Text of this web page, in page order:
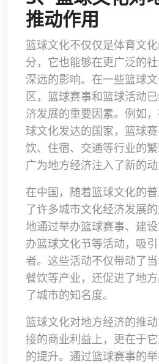
推动作用
篮球文化不仅仅是体育文
分，它也能够在更广泛的
深远的影响。在一些篮球
区，篮球赛事和篮球活动
济发展的重要因素。例如
球文化发达的国家，篮球
饮、住宿、交通等行业的
广为地方经济注入了新的动
在中国，随着篮球文化的
了许多城市文化经济发展
地通过举办篮球赛事、建
办篮球文化节等活动，吸
者。这些活动不仅带动了
餐饮等产业，还促进了地
了城市的知名度。
篮球文化对地方经济的推
接的商业利益上，更在于
的提升。通过篮球赛事的